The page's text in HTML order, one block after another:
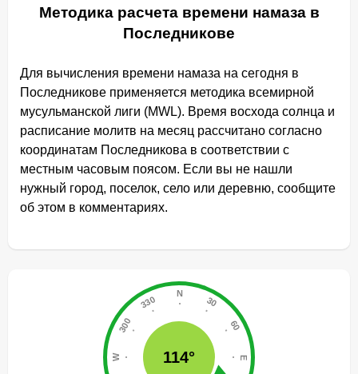
Методика расчета времени намаза в
Последникове
Для вычисления времени намаза на сегодня в
Последникове применяется методика всемирной
мусульманской лиги (MWL). Время восхода солнца и
расписание молитв на месяц рассчитано согласно
координатам Последникова в соответствии с
местным часовым поясом. Если вы не нашли
нужный город, поселок, село или деревню, сообщите
об этом в комментариях.
114°